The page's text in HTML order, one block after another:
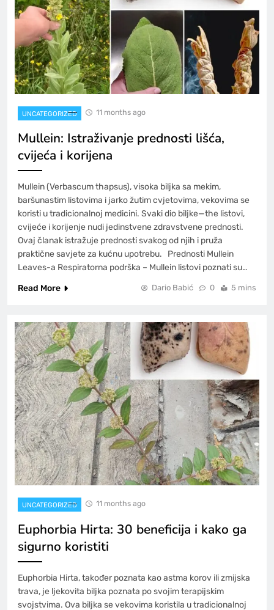
UNCATEGORIZED 11 months ago
Mullein: Istraživanje prednosti lišća,
cvijeća i korijena
Mullein (Verbascum thapsus), visoka biljka sa mekim,
baršunastim listovima i jarko žutim cvjetovima, vekovima se
koristi u tradicionalnoj medicini. Svaki dio biljke—the listovi,
cvijeće i korijenje nudi jedinstvene zdravstvene prednosti.
Ovaj članak istražuje prednosti svakog od njih i pruža
praktične savjete za kućnu upotrebu. Prednosti Mullein
Leaves-a Respiratorna podrška – Mullein listovi poznati su…
Read More
Dario Babić 0 5 mins
UNCATEGORIZED 11 months ago
Euphorbia Hirta: 30 beneficija i kako ga
sigurno koristiti
Euphorbia Hirta, također poznata kao astma korov ili zmijska
trava, je ljekovita biljka poznata po svojim terapijskim
svojstvima. Ova biljka se vekovima koristila u tradicionalnoj